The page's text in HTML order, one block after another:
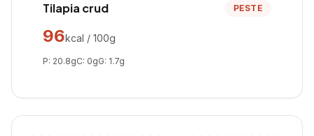
Tilapia crud PESTE
96kcal / 100g
P: 20.8gC: 0gG: 1.7g